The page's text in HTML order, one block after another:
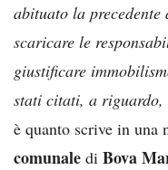
abituato la
scaricare le
giustificare
stati citati, a riguardo,
è quanto scrive in una
comunale di Bova